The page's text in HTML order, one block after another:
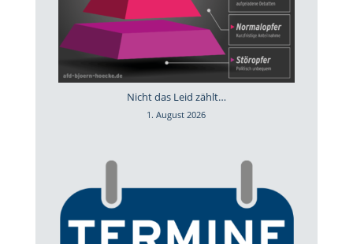
Nicht das Leid zählt…
1. August 2026